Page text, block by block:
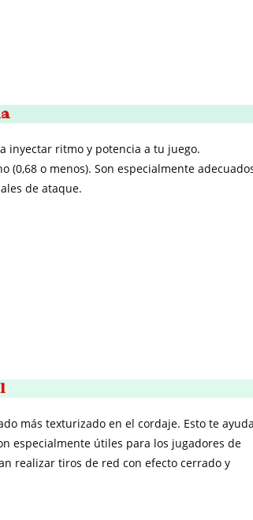
inyectar ritmo y potencia a tu juego.
o menos). Son especialmente
de ataque.
más texturizado en el cordaje. Esto te
especialmente útiles para los jugadores de
realizar tiros de red con efecto cerrado y